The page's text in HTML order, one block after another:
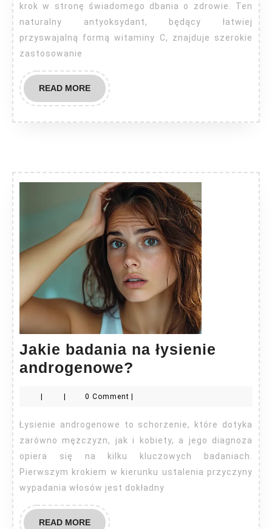
krok w stronę świadomego dbania o zdrowie. Ten
naturalny antyoksydant, będący łatwiej
przyswajalną formą witaminy C, znajduje szerokie
zastosowanie
READ MOREREAD
MORE
Jakie badania na łysienie
androgenowe?
łysienie
androgenowe?
0 Comment
Łysienie androgenowe to schorzenie, które dotyka
zarówno mężczyzn, jak i kobiety, a jego diagnoza
opiera się na kilku kluczowych badaniach.
Pierwszym krokiem w kierunku ustalenia przyczyny
wypadania włosów jest dokładny
READ MOREREAD